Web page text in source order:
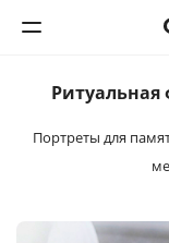
Печать фото
Календари
Ритуальная
Портреты для